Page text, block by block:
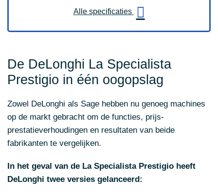
Alle specificaties
De DeLonghi La Specialista
Prestigio in één oogopslag
Zowel DeLonghi als Sage hebben nu genoeg machines
op de markt gebracht om de functies, prijs-
prestatieverhoudingen en resultaten van beide
fabrikanten te vergelijken.
In het geval van de La Specialista Prestigio heeft
DeLonghi twee versies gelanceerd: